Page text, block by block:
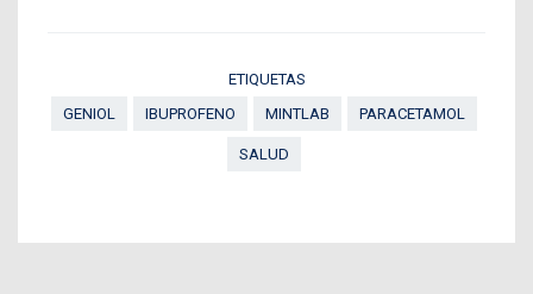
ETIQUETAS
GENIOL
IBUPROFENO MINTLAB PARACETAMOL
SALUD